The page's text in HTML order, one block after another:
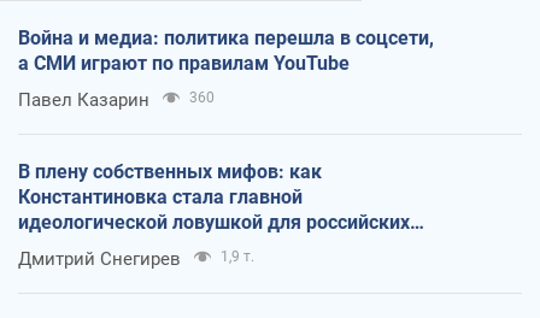
Война и медиа: политика перешла в соцсети,
а СМИ играют по правилам YouTube
Павел Казарин 360
В плену собственных мифов: как
Константиновка стала главной
идеологической ловушкой для российских
оккупантов
Дмитрий Снегирев 1,9 т.